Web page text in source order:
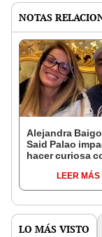
NOTAS
Alejandra
Said Palao
hacer curiosa
bodas: "Fue
LEER MÁS
LO MÁS VISTO